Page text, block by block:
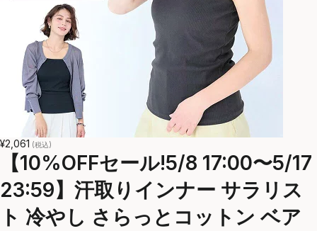
¥2,061 (税込)
【10%OFFセール!5/8 17:00〜5/17
23:59】汗取りインナー サラリス
ト 冷やし さらっとコットン ベア